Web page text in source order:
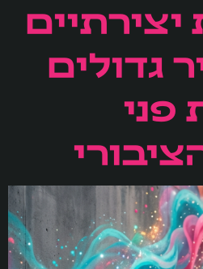
יצירתיים
גדולים
פני